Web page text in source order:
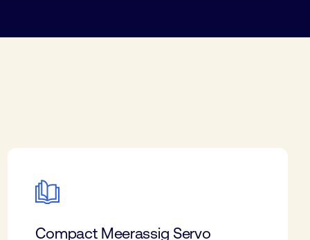
Compact Meerassig Servo